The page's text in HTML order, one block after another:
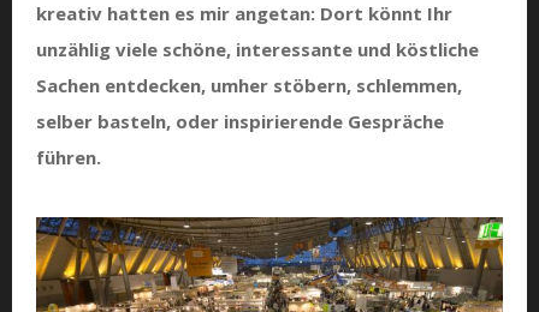
kreativ hatten es mir angetan: Dort könnt Ihr
unzählig viele schöne, interessante und köstliche
Sachen entdecken, umher stöbern, schlemmen,
selber basteln, oder inspirierende Gespräche
führen.